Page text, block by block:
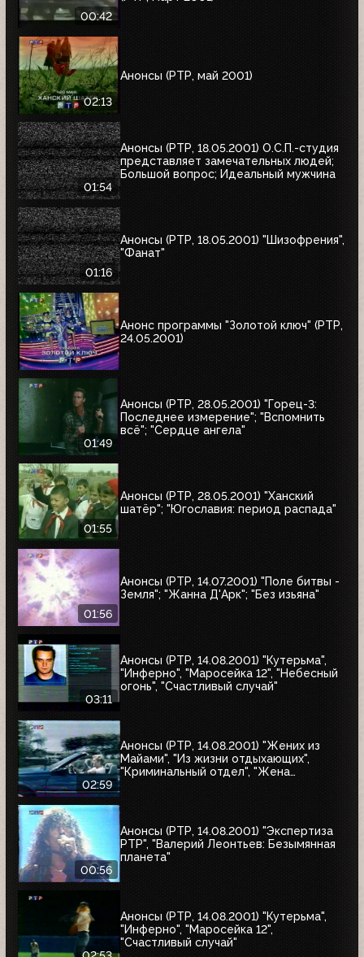
00:42
02:13
Анонсы (РТР, май 2001)
01:54
Анонсы (РТР, 18.05.2001) О.С.П.-студия
представляет замечательных людей;
Большой вопрос; Идеальный мужчина
01:16
Анонсы (РТР, 18.05.2001) "Шизофрения",
"Фанат"
Анонс программы "Золотой ключ" (РТР,
24.05.2001)
01:49
Анонсы (РТР, 28.05.2001) "Горец-3:
Последнее измерение"; "Вспомнить
всё"; "Сердце ангела"
01:55
Анонсы (РТР, 28.05.2001) "Ханский
шатёр"; "Югославия: период распада"
01:56
Анонсы (РТР, 14.07.2001) "Поле битвы -
Земля"; "Жанна Д'Арк"; "Без изьяна"
03:11
Анонсы (РТР, 14.08.2001) "Кутерьма",
"Инферно", "Маросейка 12", "Небесный
огонь", "Счастливый случай"
02:59
Анонсы (РТР, 14.08.2001) "Жених из
Майами", "Из жизни отдыхающих",
"Криминальный отдел", "Жена
00:56
Анонсы (РТР, 14.08.2001) "Экспертиза
РТР", "Валерий Леонтьев: Безымянная
планета"
Анонсы (РТР, 14.08.2001) "Кутерьма",
"Инферно", "Маросейка 12",
"Счастливый случай"